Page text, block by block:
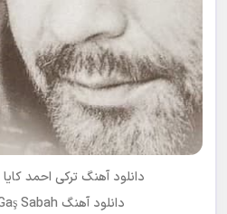
دانلود آهنگ ترکی احمد کایا
دانلود آهنگ Ahmet Kaya Gaş Sabah